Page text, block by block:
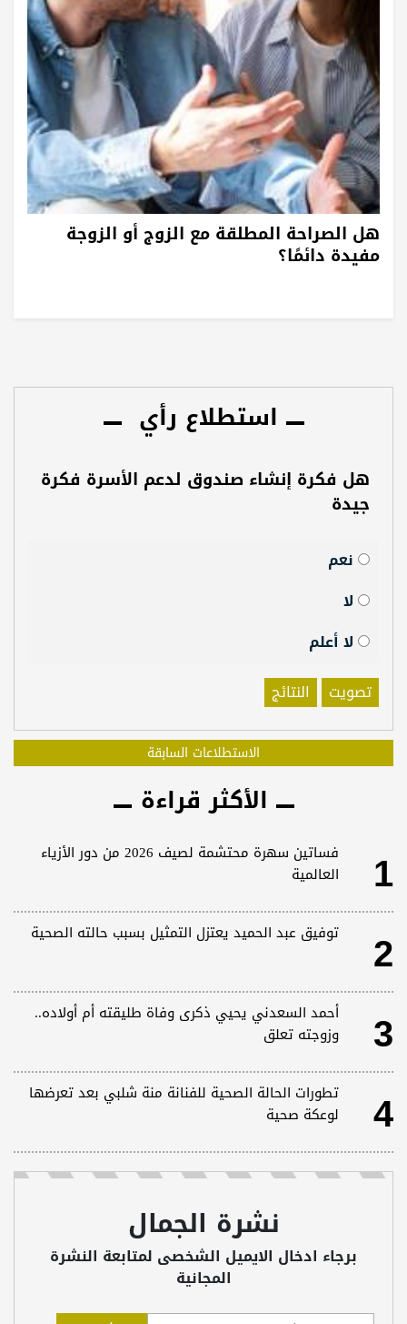
هل الصراحة المطلقة مع الزوج أو الزوجة
مفيدة دائمًا؟
استطلاع رأي
هل فكرة إنشاء صندوق لدعم الأسرة فكرة
جيدة
نعم
لا
لا أعلم
تصويت
النتائج
الاستطلاعات السابقة
الأكثر قراءة
1
فساتين سهرة محتشمة لصيف 2026 من دور الأزياء
العالمية
2 توفيق عبد الحميد يعتزل التمثيل بسبب حالته الصحية
3
أحمد السعدني يحيي ذكرى وفاة طليقته أم أولاده..
وزوجته تعلق
4
تطورات الحالة الصحية للفنانة منة شلبي بعد تعرضها
لوعكة صحية
نشرة الجمال
برجاء ادخال الايميل الشخصى لمتابعة النشرة
المجانية